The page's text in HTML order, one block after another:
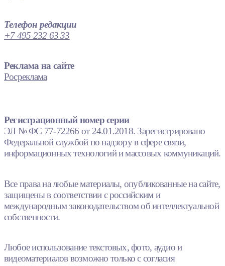
Телефон редакции
+7 495 232 63 33
Реклама на сайте
Росреклама
Регистрационный номер серии
ЭЛ № ФС 77-72266 от 24.01.2018. Зарегистрировано
Федеральной службой по надзору в сфере связи,
информационных технологий и массовых коммуникаций.
Все права на любые материалы, опубликованные на сайте,
защищены в соответствии с российским и
международным законодательством об интеллектуальной
собственности.
Любое использование текстовых, фото, аудио и
видеоматериалов возможно только с согласия